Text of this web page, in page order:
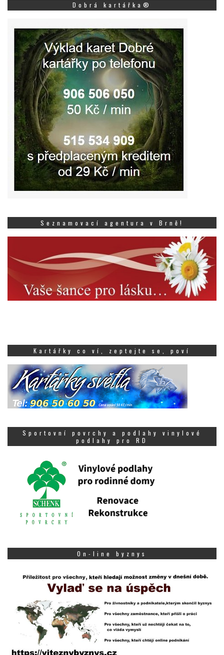
Dobrá kartářka®
Seznamovací agentura v Brně!
Kartářky co ví, zeptejte se, poví
Sportovní povrchy a podlahy vinylové
podlahy pro RD
On-line byznys